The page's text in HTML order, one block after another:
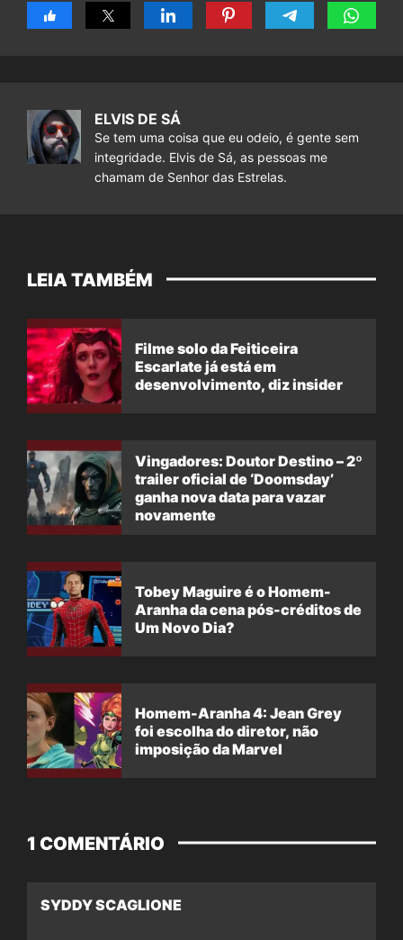
ELVIS DE SÁ
Se tem uma coisa que eu odeio, é gente sem
integridade. Elvis de Sá, as pessoas me
chamam de Senhor das Estrelas.
LEIA TAMBÉM
Filme solo da Feiticeira
Escarlate já está em
desenvolvimento, diz insider
Vingadores: Doutor Destino – 2º
trailer oficial de ‘Doomsday’
ganha nova data para vazar
novamente
Tobey Maguire é o Homem-
Aranha da cena pós-créditos de
Um Novo Dia?
Homem-Aranha 4: Jean Grey
foi escolha do diretor, não
imposição da Marvel
1 COMENTÁRIO
SYDDY SCAGLIONE